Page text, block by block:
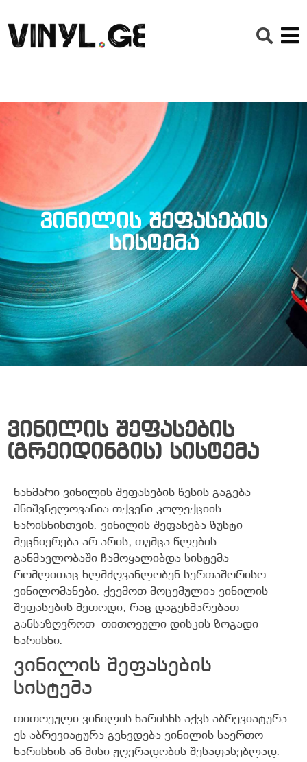
ვინილის შეფასების
სისტემა
ვინილის შეფასების
(გრეიდინგის) სისტემა
ნახმარი ვინილის შეფასების წესის გაგება
მნიშვნელოვანია თქვენი კოლექციის
ხარისხისთვის. ვინილის შეფასება ზუსტი
მეცნიერება არ არის, თუმცა წლების
განმავლობაში ჩამოყალიბდა სისტემა
რომლითაც ხლმძღვანლობენ სერთაშორისო
ვინილომანები. ქვემოთ მოცემულია ვინილის
შეფასების მეთოდი, რაც დაგეხმარებათ
განსაზღვროთ თითოეული დისკის ზოგადი
ხარისხი.
ვინილის შეფასების
სისტემა
თითოეული ვინილის ხარისხს აქვს აბრევიატურა.
ეს აბრევიატურა გვხვდება ვინილის საერთო
ხარისხის ან მისი ჟღერადობის შესაფასებლად.